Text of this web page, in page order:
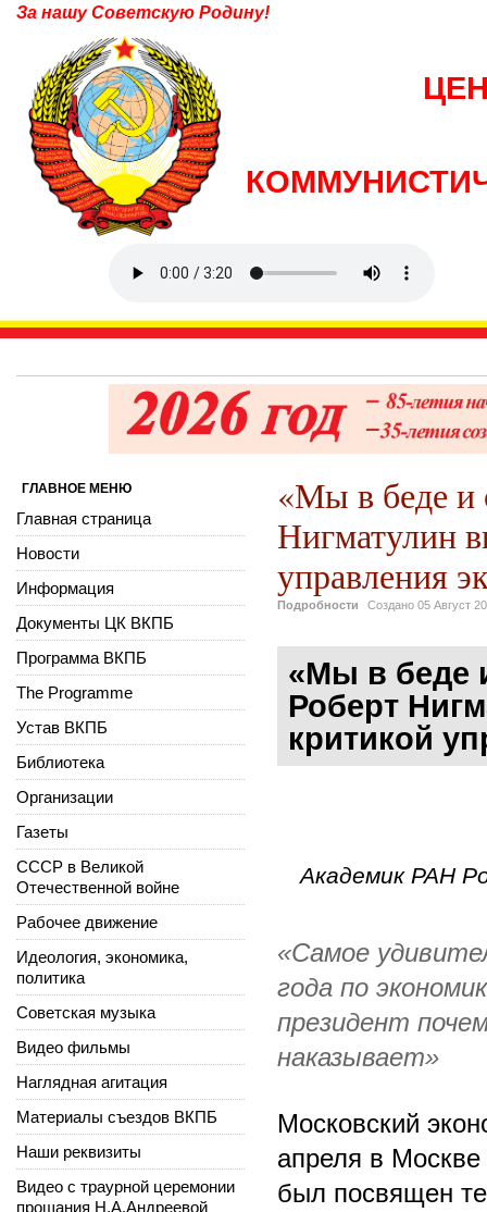
За нашу Советскую Родину!
«Мы в беде и
Нигматулин
управления
Подробности Создано 05 Август
«Мы в беде
Роберт
критикой
Академик РАН
«Самое
года по
президент
наказывает»
Московский
апреля в
был посвящен
ГЛАВНОЕ МЕНЮ
Главная страница
Новости
Информация
Документы ЦК ВКПБ
Программа ВКПБ
The Programme
Устав ВКПБ
Библиотека
Организации
Газеты
СССР в Великой
Отечественной войне
Рабочее движение
Идеология, экономика,
политика
Советская музыка
Видео фильмы
Наглядная агитация
Материалы съездов ВКПБ
Наши реквизиты
Видео с траурной церемонии
прощания Н.А.Андреевой